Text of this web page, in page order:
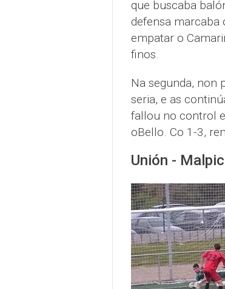
que buscaba
defensa marcaba
empatar o
finos.
Na segunda, non
seria, e as
fallou no control
oBello. Co 1-3,
Unión -